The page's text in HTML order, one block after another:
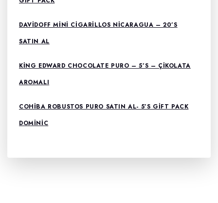
DAVIDOFF MINI CIGARILLOS NICARAGUA – 20’S
SATIN AL
KING EDWARD CHOCOLATE PURO – 5’S – ÇIKOLATA
AROMALI
COHIBA ROBUSTOS PURO SATIN AL- 5’S GIFT PACK
DOMİNİC